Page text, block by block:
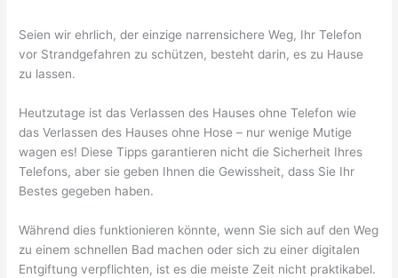
Seien wir ehrlich, der einzige narrensichere Weg, Ihr Telefon
vor Strandgefahren zu schützen, besteht darin, es zu Hause
zu lassen.
Heutzutage ist das Verlassen des Hauses ohne Telefon wie
das Verlassen des Hauses ohne Hose – nur wenige Mutige
wagen es! Diese Tipps garantieren nicht die Sicherheit Ihres
Telefons, aber sie geben Ihnen die Gewissheit, dass Sie Ihr
Bestes gegeben haben.
Während dies funktionieren könnte, wenn Sie sich auf den Weg
zu einem schnellen Bad machen oder sich zu einer digitalen
Entgiftung verpflichten, ist es die meiste Zeit nicht praktikabel.